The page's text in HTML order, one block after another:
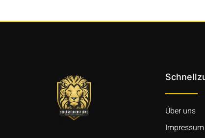
Über uns
Impressum